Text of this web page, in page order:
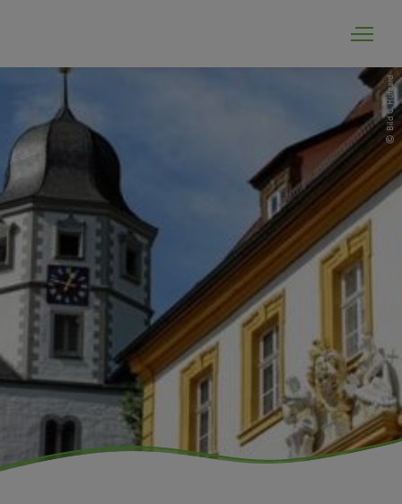
Bürgerservice
Einrichtungen der Gemeinde
Ortsgeschehen
Ortsportrait und Tourismus
Termine und Aktuelles
Bild C. Hufgard